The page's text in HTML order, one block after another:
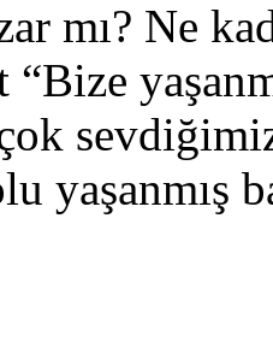
mı? Ne
“Bize
çok
yaşanmış